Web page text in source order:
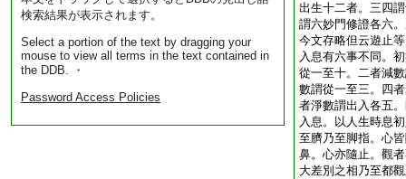
検索結果が表示されます。
Select a portion of the text by dragging your
mouse to view all terms in the text contained in
the DDB. ・
Password Access Policies
出生十二者。三四
謂六妙門修證各六
今文存略但云遊止
入息有六事不同。
從一至十。二者減
數謂從一至三。四
者淨數謂出入各五
入息。以人生時息
至臍乃至脚指。心
鼻。心亦隨止。觀
大差別之相乃至都